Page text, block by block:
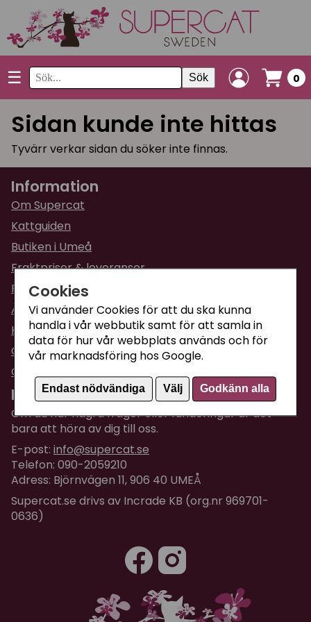
Cookies
Vi använder Cookies för att du ska kunna
handla i vår webbutik samt för att samla in
data för hur vår webbplats används och för
vår marknadsföring hos Google.
Endast nödvändiga Välj Godkänn alla
☰ Sök 0
Sidan kunde inte hittas
Tyvärr verkar sidan du söker inte finnas.
Information
Om Supercat
Kattguiden
Butiken i Umeå
Fraktpriser & leveranser
Returinformation
Ångra din order
Köpvillkor
Om företaget / Kontakta oss
Om Cookies
Kundtjänst
Om du har några frågor eller funderingar är det
bara att höra av dig till oss.
E-post: info@supercat.se
Telefon: 090-2059210
Adress: Björnvägen 11, 906 40 UMEÅ
Supercat.se drivs av Incrade KB (org.nr 969701-
0636)